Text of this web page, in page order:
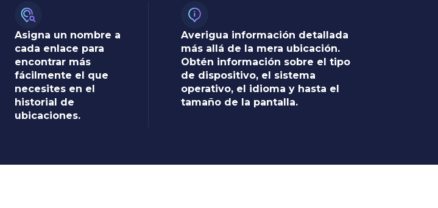
Asigna un nombre a
cada enlace para
encontrar más
fácilmente el que
necesites en el
historial de
ubicaciones.
Averigua información detallada
más allá de la mera ubicación.
Obtén información sobre el tipo
de dispositivo, el sistema
operativo, el idioma y hasta el
tamaño de la pantalla.